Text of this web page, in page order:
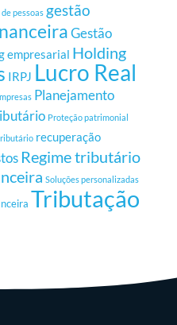
pessoas gestão
Gestão
empresarial Holding
IRPJ Lucro Real
Planejamento
Proteção patrimonial
recuperação
Regime tributário
Soluções personalizadas
Tributação